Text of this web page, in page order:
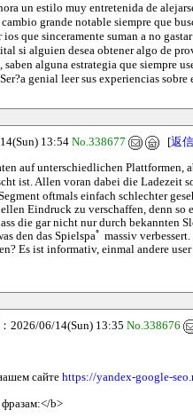
un estilo muy entretenida de
grande notable siempre que
que sinceramente suman a no
si alguien desea obtener algo de
alguna estrategia que siempre
genial leer sus experiencias sobre
13:54 No.338677 [返信
auf unterschiedlichen Plattformen,
ist. Allen voran dabei die Ladezeit
oftmals einfach schlechter
Eindruck zu verschaffen, denn
die gar nicht nur durch bekannten
den das Spielspaﾟ massiv
Es ist informativ, einmal andere
2026/06/14(Sun) 13:35 No.338676
сайте https://yandex-google-
b>